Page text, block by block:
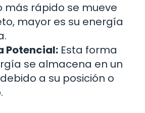
más rápido se mueve
mayor es su energía
Potencial: Esta forma
se almacena en un
a su posición o